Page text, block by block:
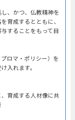
、かつ、仏教精神を
育成するとともに、
することをもって目
ロマ・ポリシー）を
入れます。
育成する人材像に共